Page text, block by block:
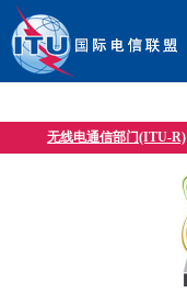
无线电通信部门(ITU-R)